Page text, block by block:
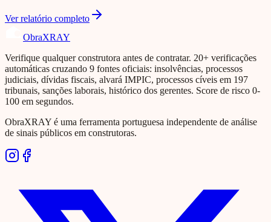
Ver relatório completo
ObraXRAY
Verifique qualquer construtora antes de contratar. 20+ verificações
automáticas cruzando 9 fontes oficiais: insolvências, processos
judiciais, dívidas fiscais, alvará IMPIC, processos cíveis em 197
tribunais, sanções laborais, histórico dos gerentes. Score de risco 0-
100 em segundos.
ObraXRAY é uma ferramenta portuguesa independente de análise
de sinais públicos em construtoras.